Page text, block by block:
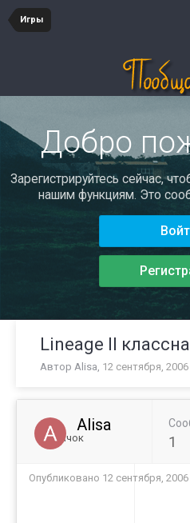
Игры
Добро
Зарегистрируйтесь сейчас,
нашим функциям. Это
Lineage II
Автор Alisa, 12 сентября, 2006
Alisa
Новичок 1
Опубликовано 12 сентября, 2006